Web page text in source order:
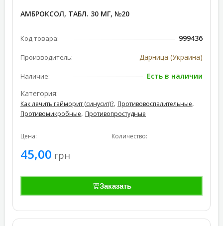
АМБРОКСОЛ, ТАБЛ. 30 МГ, №20
Код товара: 999436
Производитель: Дарница (Украина)
Наличие:
Есть в наличии
Категория:
Как лечить гайморит (синусит)?, Противовоспалительные,
Противомикробные, Противопростудные
Цена:
45,00 грн
Количество:
Заказать